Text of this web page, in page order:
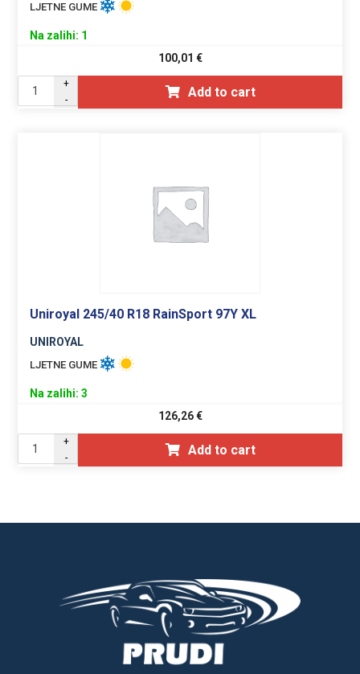
LJETNE GUME
Na zalihi: 1
100,01 €
+
-
Add to cart
Uniroyal 245/40 R18 RainSport 97Y XL
UNIROYAL
LJETNE GUME
Na zalihi: 3
126,26€
+
-
Add to cart